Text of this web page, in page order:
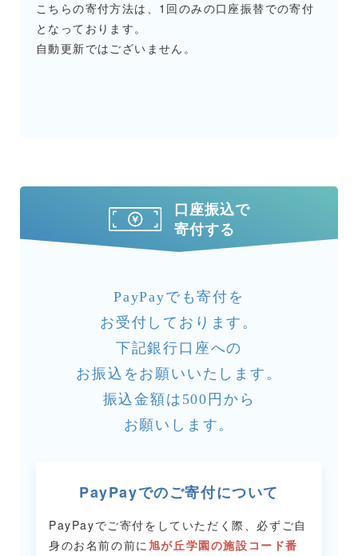
こちらの寄付方法は、1回のみの口座振替での寄付
となっております。
自動更新ではございません。
口座振込で
寄付する
PayPayでも寄付を
お受付しております。
下記銀行口座への
お振込をお願いいたします。
振込金額は500円から
お願いします。
PayPayでのご寄付について
PayPayでご寄付をしていただく際、必ずご自
身のお名前の前に旭が丘学園の施設コード番